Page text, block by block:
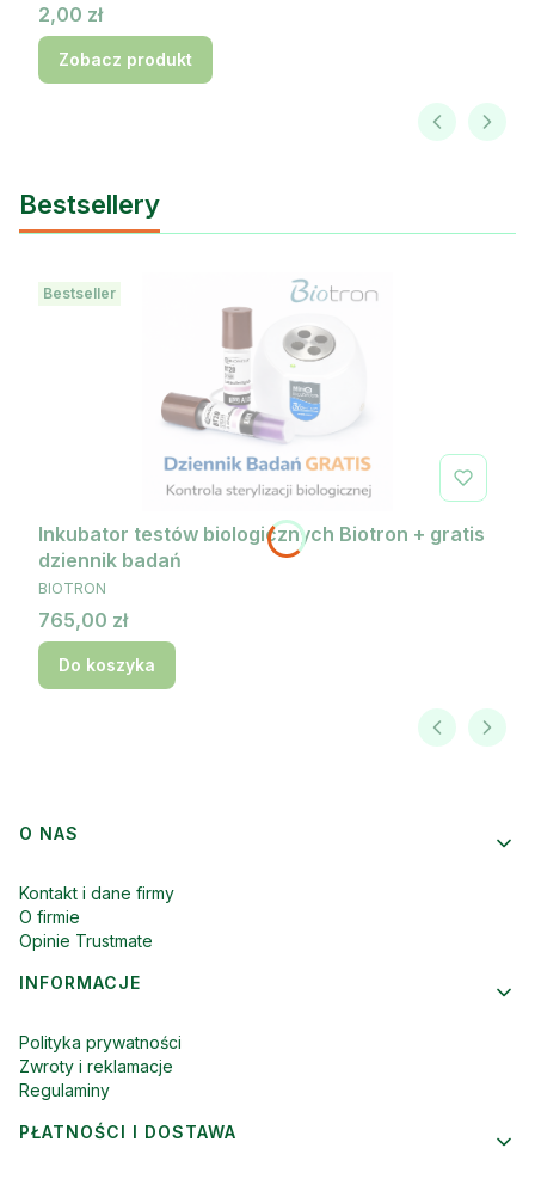
Cena
2,00 zł
Zobacz produkt
Bestsellery
Bestseller
Inkubator testów biologicznych Biotron + gratis
dziennik badań
PRODUCENT
BIOTRON
Cena
765,00 zł
Do koszyka
Linki w stopce
O NAS
Kontakt i dane firmy
O firmie
Opinie Trustmate
INFORMACJE
Polityka prywatności
Zwroty i reklamacje
Regulaminy
PŁATNOŚCI I DOSTAWA